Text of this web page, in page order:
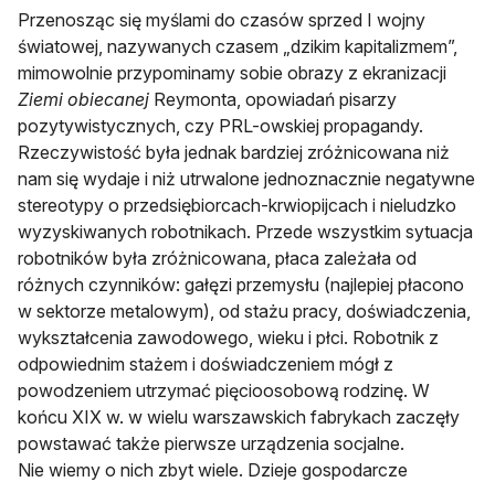
Przenosząc się myślami do czasów sprzed I wojny
światowej, nazywanych czasem „dzikim kapitalizmem”,
mimowolnie przypominamy sobie obrazy z ekranizacji
Ziemi obiecanej Reymonta, opowiadań pisarzy
pozytywistycznych, czy PRL-owskiej propagandy.
Rzeczywistość była jednak bardziej zróżnicowana niż
nam się wydaje i niż utrwalone jednoznacznie negatywne
stereotypy o przedsiębiorcach-krwiopijcach i nieludzko
wyzyskiwanych robotnikach. Przede wszystkim sytuacja
robotników była zróżnicowana, płaca zależała od
różnych czynników: gałęzi przemysłu (najlepiej płacono
w sektorze metalowym), od stażu pracy, doświadczenia,
wykształcenia zawodowego, wieku i płci. Robotnik z
odpowiednim stażem i doświadczeniem mógł z
powodzeniem utrzymać pięcioosobową rodzinę. W
końcu XIX w. w wielu warszawskich fabrykach zaczęły
powstawać także pierwsze urządzenia socjalne.
Nie wiemy o nich zbyt wiele. Dzieje gospodarcze